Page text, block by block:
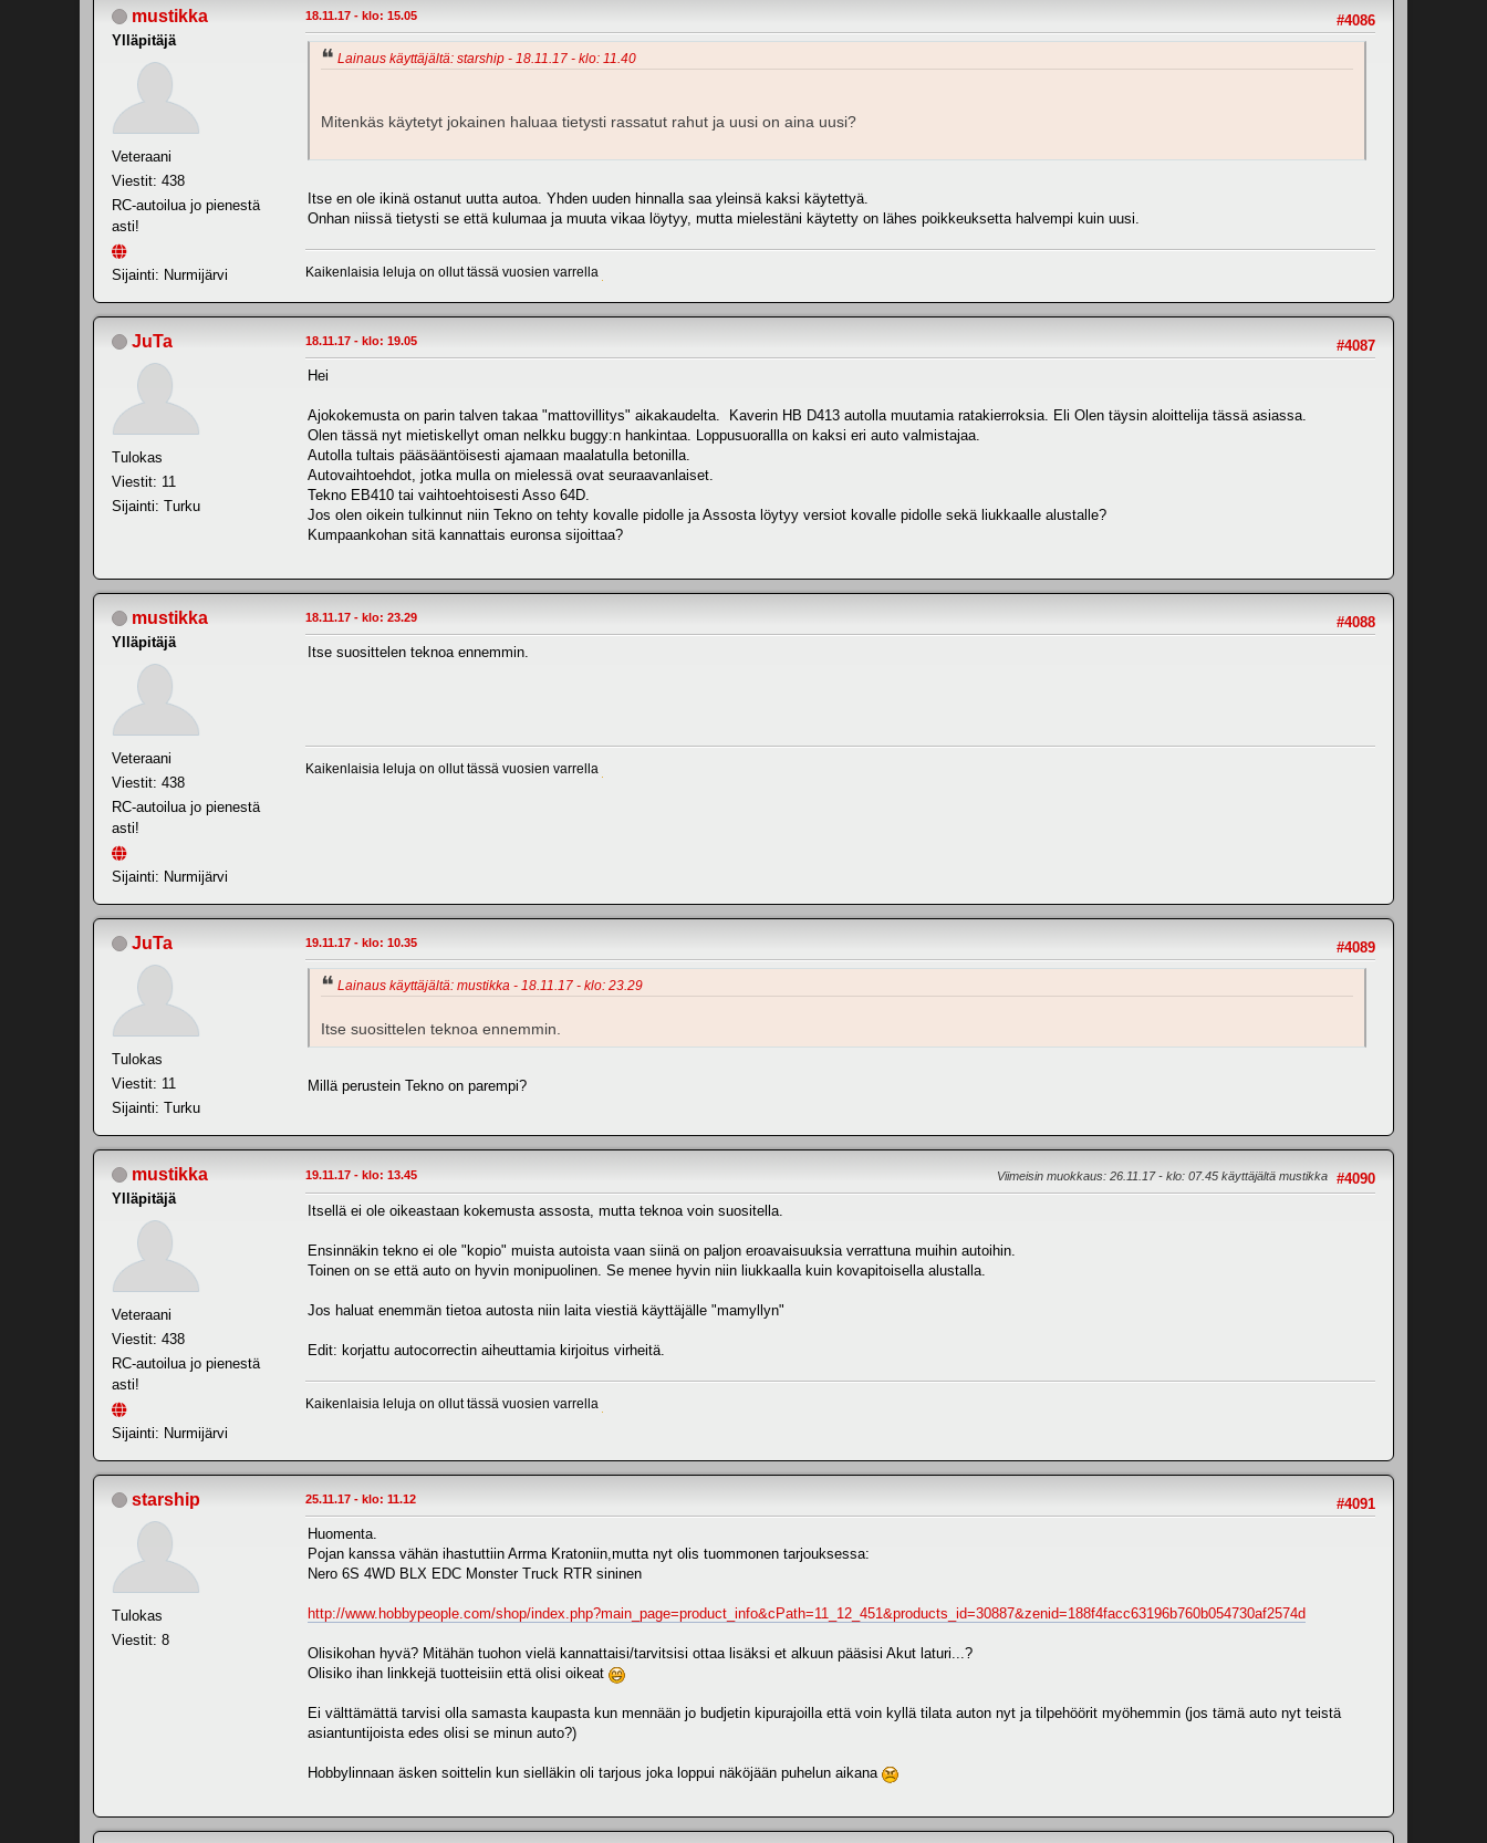
mustikka
Ylläpitäjä
Veteraani
Viestit: 438
RC-autoilua jo pienestä
asti!
Sijainti: Nurmijärvi
#4086
18.11.17 - klo: 15.05
Lainaus käyttäjältä: starship - 18.11.17 - klo: 11.40
Mitenkäs käytetyt jokainen haluaa tietysti rassatut rahut ja uusi on aina uusi?
Itse en ole ikinä ostanut uutta autoa. Yhden uuden hinnalla saa yleinsä kaksi käytettyä.
Onhan niissä tietysti se että kulumaa ja muuta vikaa löytyy, mutta mielestäni käytetty on lähes poikkeuksetta halvempi kuin uusi.
Kaikenlaisia leluja on ollut tässä vuosien varrella
JuTa
Tulokas
Viestit: 11
Sijainti: Turku
#4087
18.11.17 - klo: 19.05
Hei
Ajokokemusta on parin talven takaa "mattovillitys" aikakaudelta. Kaverin HB D413 autolla muutamia ratakierroksia. Eli Olen täysin aloittelija tässä asiassa.
Olen tässä nyt mietiskellyt oman nelkku buggy:n hankintaa. Loppusuorallla on kaksi eri auto valmistajaa.
Autolla tultais pääsääntöisesti ajamaan maalatulla betonilla.
Autovaihtoehdot, jotka mulla on mielessä ovat seuraavanlaiset.
Tekno EB410 tai vaihtoehtoisesti Asso 64D.
Jos olen oikein tulkinnut niin Tekno on tehty kovalle pidolle ja Assosta löytyy versiot kovalle pidolle sekä liukkaalle alustalle?
Kumpaankohan sitä kannattais euronsa sijoittaa?
mustikka
Ylläpitäjä
Veteraani
Viestit: 438
RC-autoilua jo pienestä
asti!
Sijainti: Nurmijärvi
#4088
18.11.17 - klo: 23.29
Itse suosittelen teknoa ennemmin.
Kaikenlaisia leluja on ollut tässä vuosien varrella
JuTa
Tulokas
Viestit: 11
Sijainti: Turku
#4089
19.11.17 - klo: 10.35
Lainaus käyttäjältä: mustikka - 18.11.17 - klo: 23.29
Itse suosittelen teknoa ennemmin.
Millä perustein Tekno on parempi?
mustikka
Ylläpitäjä
Veteraani
Viestit: 438
RC-autoilua jo pienestä
asti!
Sijainti: Nurmijärvi
#4090
19.11.17 - klo: 13.45 Viimeisin muokkaus: 26.11.17 - klo: 07.45 käyttäjältä mustikka
Itsellä ei ole oikeastaan kokemusta assosta, mutta teknoa voin suositella.
Ensinnäkin tekno ei ole "kopio" muista autoista vaan siinä on paljon eroavaisuuksia verrattuna muihin autoihin.
Toinen on se että auto on hyvin monipuolinen. Se menee hyvin niin liukkaalla kuin kovapitoisella alustalla.
Jos haluat enemmän tietoa autosta niin laita viestiä käyttäjälle "mamyllyn"
Edit: korjattu autocorrectin aiheuttamia kirjoitus virheitä.
Kaikenlaisia leluja on ollut tässä vuosien varrella
starship
Tulokas
Viestit: 8
#4091
25.11.17 - klo: 11.12
Huomenta.
Pojan kanssa vähän ihastuttiin Arrma Kratoniin,mutta nyt olis tuommonen tarjouksessa:
Nero 6S 4WD BLX EDC Monster Truck RTR sininen
http://www.hobbypeople.com/shop/index.php?main_page=product_info&cPath=11_12_451&products_id=30887&zenid=188f4facc63196b760b054730af2574d
Olisikohan hyvä? Mitähän tuohon vielä kannattaisi/tarvitsisi ottaa lisäksi et alkuun pääsisi Akut laturi...?
Olisiko ihan linkkejä tuotteisiin että olisi oikeat
Ei välttämättä tarvisi olla samasta kaupasta kun mennään jo budjetin kipurajoilla että voin kyllä tilata auton nyt ja tilpehöörit myöhemmin (jos tämä auto nyt teistä
asiantuntijoista edes olisi se minun auto?)
Hobbylinnaan äsken soittelin kun sielläkin oli tarjous joka loppui näköjään puhelun aikana